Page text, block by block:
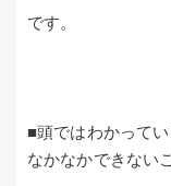
です。
■頭ではわかってい
なかなかできない